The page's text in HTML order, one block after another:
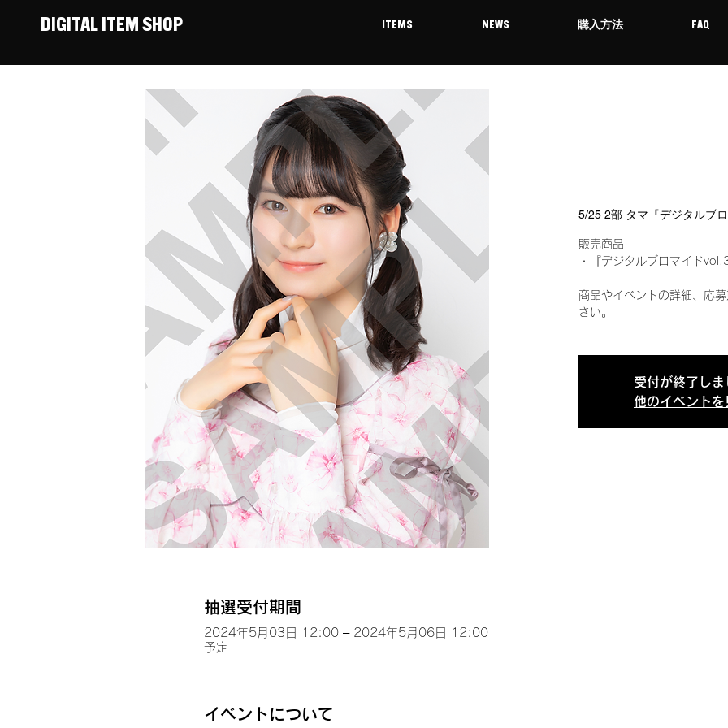
DIGITAL ITEM SHOP ITEMS NEWS 購入方法 FAQ
5/25 2部 タマ『デジタルブ
販売商品
・『デジタルブロマイド
商品やイベントの詳細、応
さい。
受付が終了しま
他のイベントを
抽選受付期間
2024年5月03日 12:00 – 2024年5月06日 12:00
予定
イベントについて